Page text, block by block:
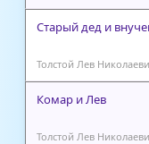
Старый дед и
Толстой Лев
Комар и Лев
Толстой Лев